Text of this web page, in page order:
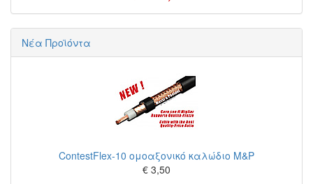
Νέα Προϊόντα
ContestFlex-10 ομοαξονικό καλώδιο M&P
€ 3,50